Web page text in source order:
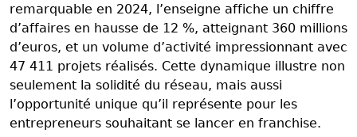
remarquable en 2024, l’enseigne affiche un chiffre
d’affaires en hausse de 12 %, atteignant 360 millions
d’euros, et un volume d’activité impressionnant avec
47 411 projets réalisés. Cette dynamique illustre non
seulement la solidité du réseau, mais aussi
l’opportunité unique qu’il représente pour les
entrepreneurs souhaitant se lancer en franchise.